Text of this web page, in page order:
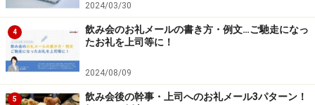
ると、必然的にメールの送受信数が増えていきます。送
り手にすれば「ちゃんと報連相してますけど」「読んで
ないとは言わせないぞ」「証拠物件だ」という気持ちも
あるようですが、なんでもかんでも「CC」で送るのはい
かがなものかと思います。
2024/03/30
4
飲み会のお礼メールの書き方・例文…ご馳走になっ
たお礼を上司等に！
2024/08/09
5
飲み会後の幹事・上司へのお礼メール3パターン！